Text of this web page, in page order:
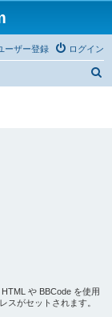
ログイン
ーザー登録
や BBCode を使用
スがセットされます。